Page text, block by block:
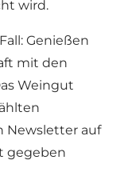
wird.
Genießen
mit den
Weingut
Newsletter auf
gegeben